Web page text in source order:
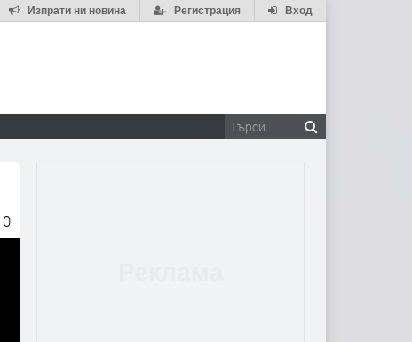
Вход
Регистрация
Изпрати ни новина
0